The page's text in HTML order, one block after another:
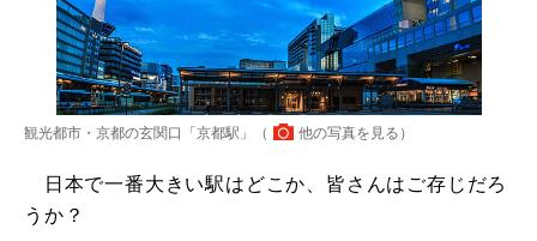
観光都市・京都の玄関口「京都駅」（ 他の写真を見る ）
日本で一番大きい駅はどこか、皆さんはご存じだろ
うか？